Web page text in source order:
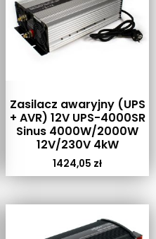
Zasilacz awaryjny (UPS
+ AVR) 12V UPS-4000SR
Sinus 4000W/2000W
12V/230V 4kW
1424,05 zł